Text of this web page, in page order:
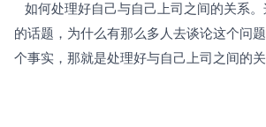
的话题，为什么有那么多人去谈论这个问
个事实，那就是处理好与自己上司之间的关